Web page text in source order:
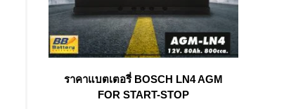
ราคาแบตเตอรี่ BOSCH LN4 AGM
FOR START-STOP